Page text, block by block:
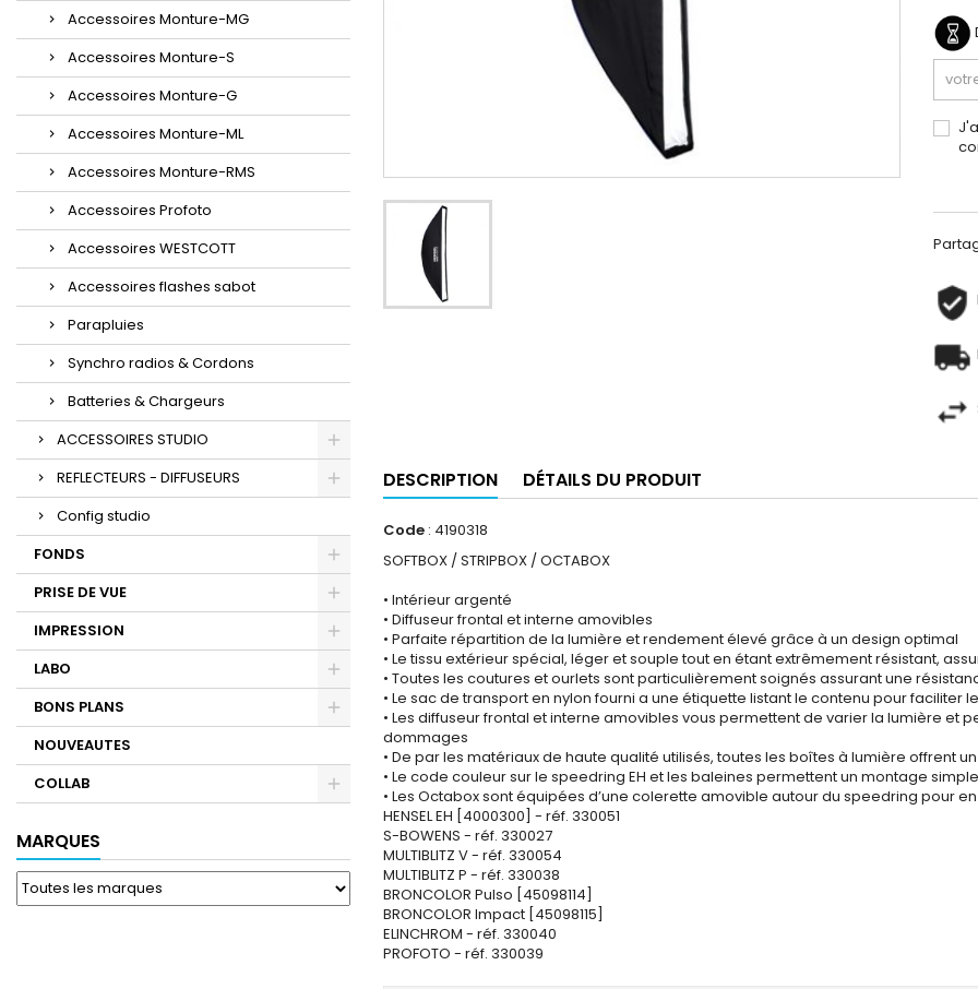
Accessoires Monture-MG
Accessoires Monture-S
Accessoires Monture-G
Accessoires Monture-ML
Accessoires Monture-RMS
Accessoires Profoto
Accessoires WESTCOTT
Accessoires flashes sabot
Parapluies
Synchro radios & Cordons
Batteries & Chargeurs
ACCESSOIRES STUDIO
REFLECTEURS - DIFFUSEURS
Config studio
FONDS
PRISE DE VUE
IMPRESSION
LABO
BONS PLANS
NOUVEAUTES
COLLAB
MARQUES
DESCRIPTION DÉTAILS DU PRODUIT
Code : 4190318
SOFTBOX / STRIPBOX / OCTABOX
• Intérieur argenté
• Diffuseur frontal et interne amovibles
• Parfaite répartition de la lumière et rendement élevé grâce à un design optimal
• Le tissu extérieur spécial, léger et souple tout en étant extrêmement résistant,
• Toutes les coutures et ourlets sont particulièrement soignés assurant une
• Le sac de transport en nylon fourni a une étiquette listant le contenu pour faciliter
• Les diffuseur frontal et interne amovibles vous permettent de varier la lumière
dommages
• De par les matériaux de haute qualité utilisés, toutes les boîtes à lumière offrent
• Le code couleur sur le speedring EH et les baleines permettent un montage
• Les Octabox sont équipées d’une colerette amovible autour du speedring pour
HENSEL EH [4000300] - réf. 330051
S-BOWENS - réf. 330027
MULTIBLITZ V - réf. 330054
MULTIBLITZ P - réf. 330038
BRONCOLOR Pulso [45098114]
BRONCOLOR Impact [45098115]
ELINCHROM - réf. 330040
PROFOTO - réf. 330039